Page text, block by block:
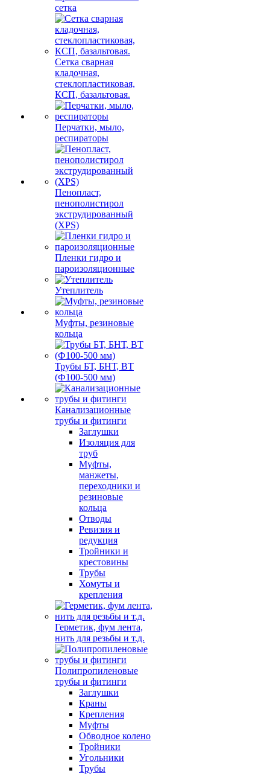
сетка
Сетка сварная
кладочная,
стеклопластиковая,
КСП, базальтовая.
Перчатки, мыло,
респираторы
Пенопласт,
пенополистирол
экструдированный
(XPS)
Пленки гидро и
пароизоляционные
Утеплитель
Муфты, резиновые
кольца
Трубы БТ, БНТ, ВТ
(Ф100-500 мм)
Канализационные
трубы и фитинги
Заглушки
Изоляция для
труб
Муфты,
манжеты,
переходники и
резиновые
кольца
Отводы
Ревизия и
редукция
Тройники и
крестовины
Трубы
Хомуты и
крепления
Герметик, фум лента,
нить для резьбы и т.д.
Полипропиленовые
трубы и фитинги
Заглушки
Краны
Крепления
Муфты
Обводное колено
Тройники
Угольники
Трубы